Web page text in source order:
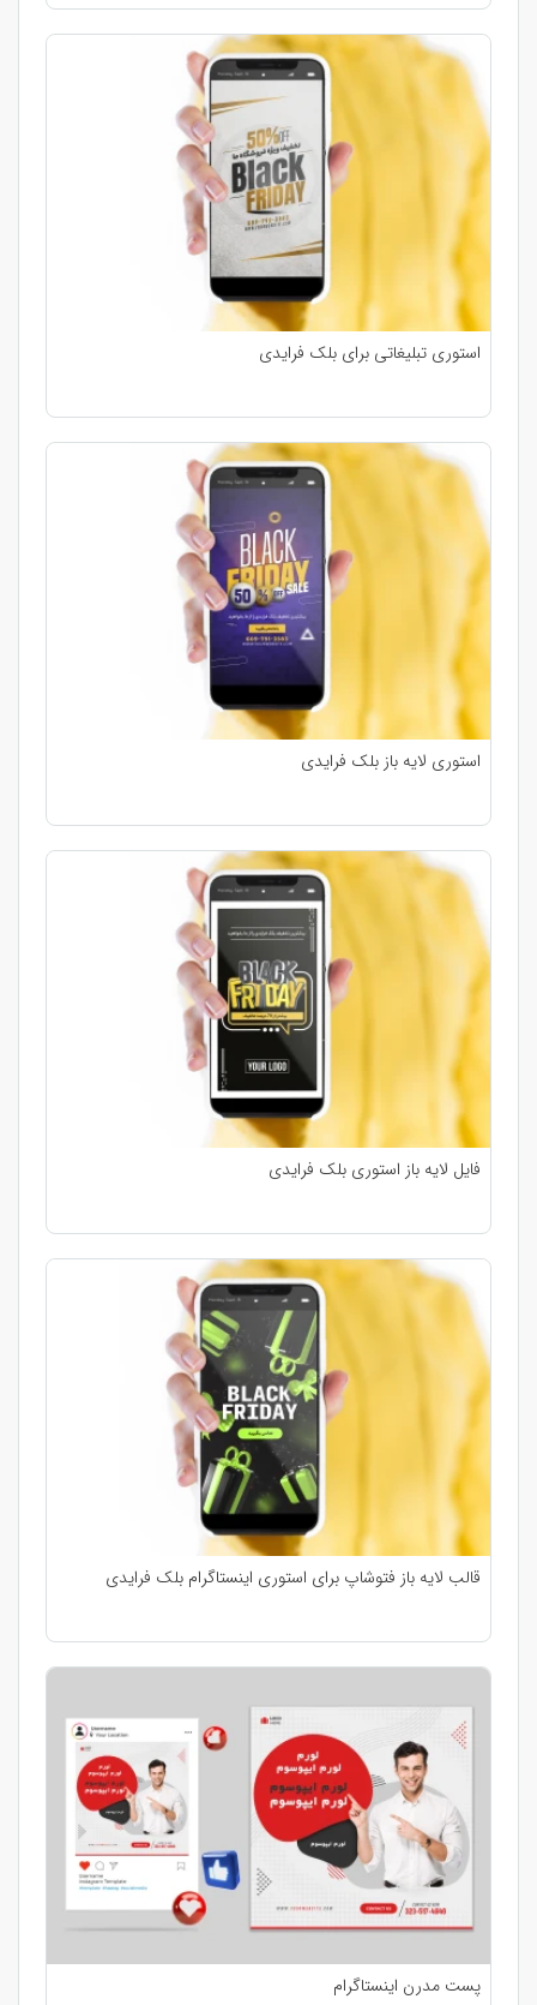
استوری تبلیغاتی برای بلک فرایدی
استوری لایه باز بلک فرایدی
فایل لایه باز استوری بلک فرایدی
قالب لایه باز فتوشاپ برای استوری اینستاگرام بلک فرایدی
پست مدرن اینستاگرام